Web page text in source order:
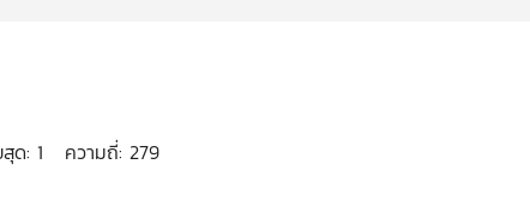
ด: 1 ความถี่: 279